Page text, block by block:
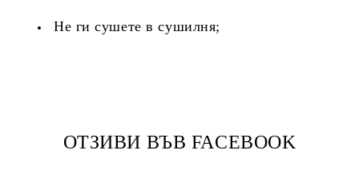
Не ги сушете в сушилня;
ОТЗИВИ ВЪВ FACEBOOK